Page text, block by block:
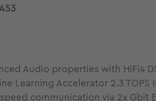
Audio properties with HiFi4
Learning Accelerator 2.3
communication via 2x Gbit